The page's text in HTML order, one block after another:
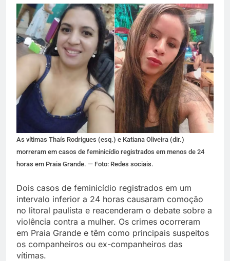
As vítimas Thaís Rodrigues (esq.) e Katiana Oliveira (dir.)
morreram em casos de feminicídio registrados em menos de 24
horas em Praia Grande. — Foto: Redes sociais.
Dois casos de feminicídio registrados em um
intervalo inferior a 24 horas causaram comoção
no litoral paulista e reacenderam o debate sobre a
violência contra a mulher. Os crimes ocorreram
em Praia Grande e têm como principais suspeitos
os companheiros ou ex-companheiros das
vítimas.